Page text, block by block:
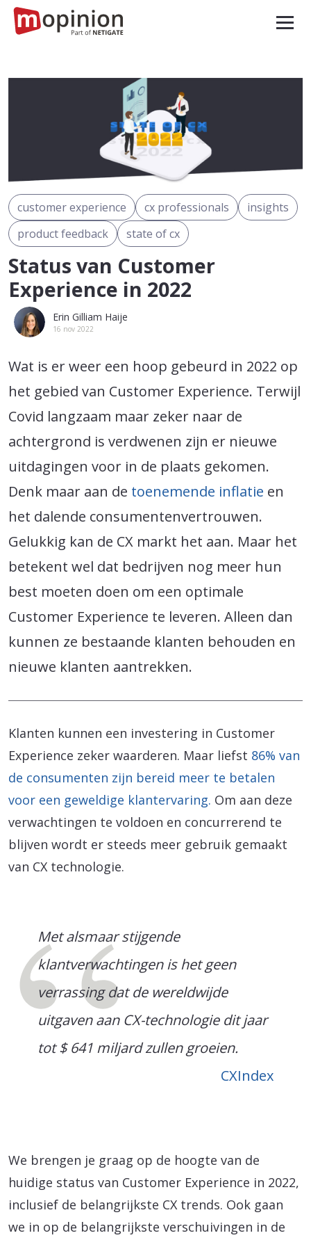
customer experience cx professionals
insights
product feedback
state of cx
Status van Customer
Experience in 2022
Erin Gilliam Haije
16 nov 2022
Wat is er weer een hoop gebeurd in 2022 op
het gebied van Customer Experience. Terwijl
Covid langzaam maar zeker naar de
achtergrond is verdwenen zijn er nieuwe
uitdagingen voor in de plaats gekomen.
Denk maar aan de toenemende inflatie en
het dalende consumentenvertrouwen.
Gelukkig kan de CX markt het aan. Maar het
betekent wel dat bedrijven nog meer hun
best moeten doen om een optimale
Customer Experience te leveren. Alleen dan
kunnen ze bestaande klanten behouden en
nieuwe klanten aantrekken.
Klanten kunnen een investering in Customer
Experience zeker waarderen. Maar liefst 86% van
de consumenten zijn bereid meer te betalen
voor een geweldige klantervaring. Om aan deze
verwachtingen te voldoen en concurrerend te
blijven wordt er steeds meer gebruik gemaakt
van CX technologie.
Met alsmaar stijgende
klantverwachtingen is het geen
verrassing dat de wereldwijde
uitgaven aan CX-technologie dit jaar
tot $ 641 miljard zullen groeien.
CXIndex
We brengen je graag op de hoogte van de
huidige status van Customer Experience in 2022,
inclusief de belangrijkste CX trends. Ook gaan
we in op de belangrijkste verschuivingen in de